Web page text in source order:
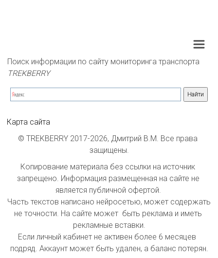
Поиск информации по сайту мониторинга транспорта
TREKBERRY
Карта сайта
© TREKBERRY 2017-2026, Дмитрий В.М. Все права
защищены.
Копирование материала без ссылки на источник
запрещено. Информация размещенная на сайте не
является публичной офертой.
Часть текстов написано нейросетью, может содержать
не точности. На сайте может  быть реклама и иметь
рекламные вставки.
Если личный кабинет не активен более 6 месяцев
подряд. Аккаунт может быть удален, а баланс потерян.